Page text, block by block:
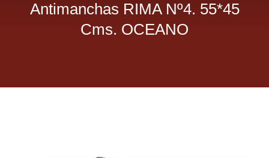
Antimanchas RIMA Nº4. 55*45
Cms. OCEANO